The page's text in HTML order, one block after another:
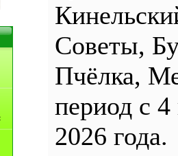
Советы,
Пчёлка,
период с 4
2026 года.